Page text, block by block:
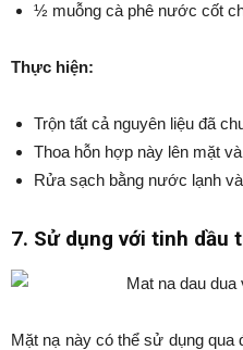
½ muỗng cà phê nước cốt
Thực hiện:
Trộn tất cả nguyên liệu đã
Thoa hỗn hợp này lên mặt
Rửa sạch bằng nước lạnh
7. Sử dụng với tinh dầu
Mặt nạ này có thể sử dụng qua